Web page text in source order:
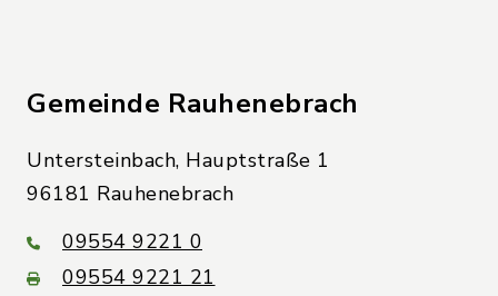
Gemeinde Rauhenebrach
Untersteinbach, Hauptstraße 1
96181 Rauhenebrach
09554 9221 0
09554 9221 21